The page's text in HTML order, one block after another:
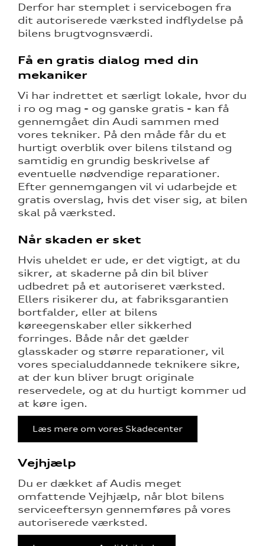
Derfor har stemplet i servicebogen fra
dit autoriserede værksted indflydelse på
bilens brugtvognsværdi.
Få en gratis dialog med din
mekaniker
Vi har indrettet et særligt lokale, hvor du
i ro og mag - og ganske gratis - kan få
gennemgået din Audi sammen med
vores tekniker. På den måde får du et
hurtigt overblik over bilens tilstand og
samtidig en grundig beskrivelse af
eventuelle nødvendige reparationer.
Efter gennemgangen vil vi udarbejde et
gratis overslag, hvis det viser sig, at bilen
skal på værksted.
Når skaden er sket
Hvis uheldet er ude, er det vigtigt, at du
sikrer, at skaderne på din bil bliver
udbedret på et autoriseret værksted.
Ellers risikerer du, at fabriksgarantien
bortfalder, eller at bilens
køreegenskaber eller sikkerhed
forringes. Både når det gælder
glasskader og større reparationer, vil
vores specialuddannede teknikere sikre,
at der kun bliver brugt originale
reservedele, og at du hurtigt kommer ud
at køre igen.
Læs mere om vores Skadecenter
Vejhjælp
Du er dækket af Audis meget
omfattende Vejhjælp, når blot bilens
serviceeftersyn gennemføres på vores
autoriserede værksted.